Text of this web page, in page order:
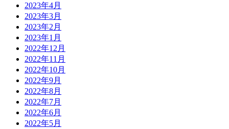
2023年4月
2023年3月
2023年2月
2023年1月
2022年12月
2022年11月
2022年10月
2022年9月
2022年8月
2022年7月
2022年6月
2022年5月